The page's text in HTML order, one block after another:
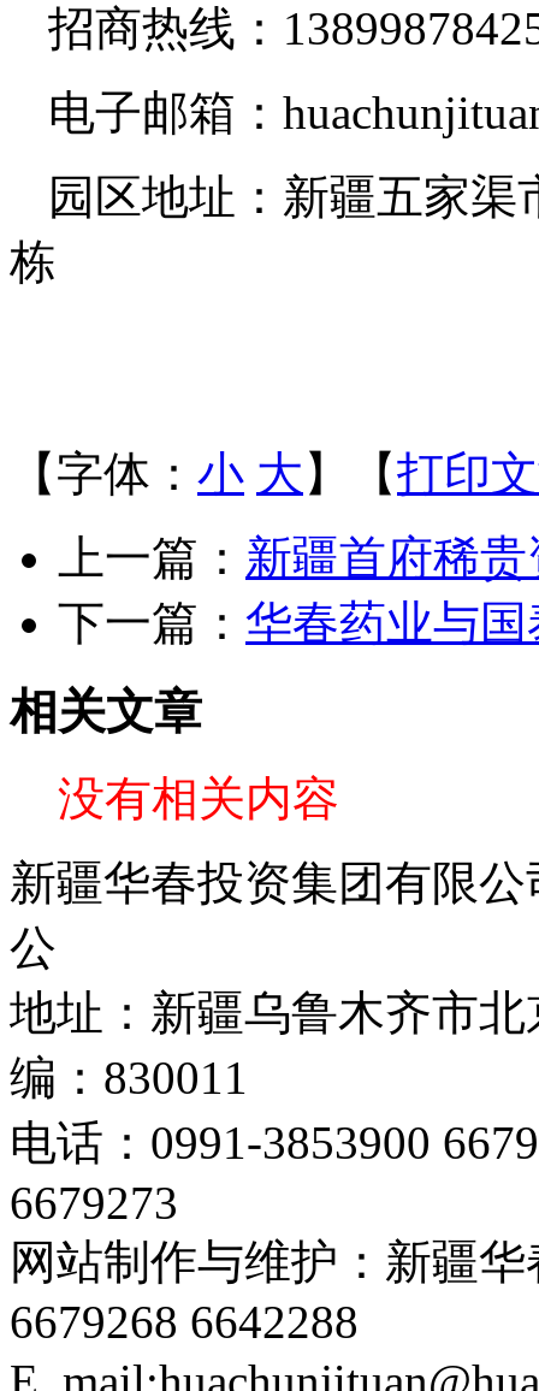
招商热线：
电子邮箱：
园区地址：新疆五家渠
栋
【字体： 小 大 】【打印
上一篇： 新疆首府稀
下一篇： 华春药业与
相关文章
没有相关内容
新疆华春投资集团有限
公
地址：新疆乌鲁木齐市
编：830011
电话：0991-3853900
6679273
网站制作与维护：新疆
6679268 6642288